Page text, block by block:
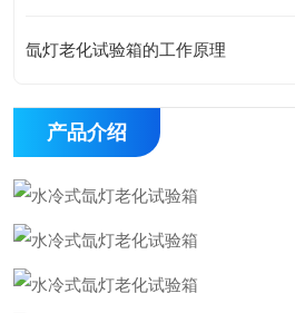
氙灯老化试验箱的工作原理
产品介绍